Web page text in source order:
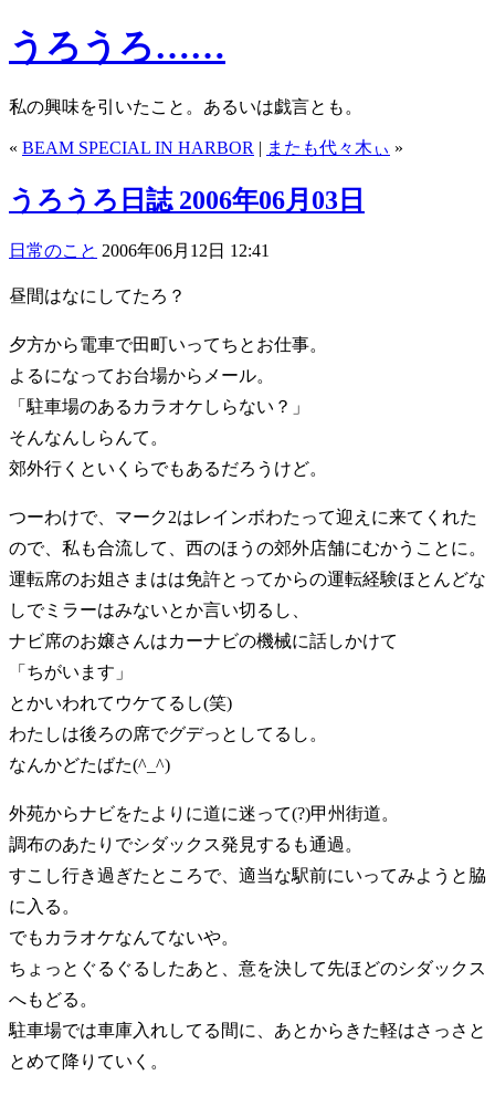
うろうろ……
私の興味を引いたこと。あるいは戯言とも。
« BEAM SPECIAL IN HARBOR | またも代々木ぃ »
うろうろ日誌 2006年06月03日
日常のこと 2006年06月12日 12:41
昼間はなにしてたろ？
夕方から電車で田町いってちとお仕事。
よるになってお台場からメール。
「駐車場のあるカラオケしらない？」
そんなんしらんて。
郊外行くといくらでもあるだろうけど。
つーわけで、マーク2はレインボわたって迎えに来てくれた
ので、私も合流して、西のほうの郊外店舗にむかうことに。
運転席のお姐さまはは免許とってからの運転経験ほとんどな
しでミラーはみないとか言い切るし、
ナビ席のお嬢さんはカーナビの機械に話しかけて
「ちがいます」
とかいわれてウケてるし(笑)
わたしは後ろの席でグデっとしてるし。
なんかどたばた(^_^)
外苑からナビをたよりに道に迷って(?)甲州街道。
調布のあたりでシダックス発見するも通過。
すこし行き過ぎたところで、適当な駅前にいってみようと脇
に入る。
でもカラオケなんてないや。
ちょっとぐるぐるしたあと、意を決して先ほどのシダックス
へもどる。
駐車場では車庫入れしてる間に、あとからきた軽はさっさと
とめて降りていく。